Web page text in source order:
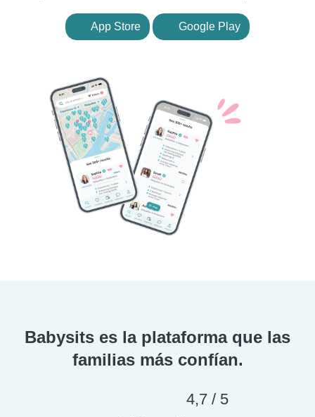
App Store Google Play
Babysits es la plataforma que las
familias más confían.
4,7 / 5